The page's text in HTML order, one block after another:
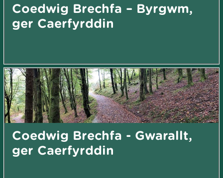
Coedwig Brechfa – Byrgwm,
ger Caerfyrddin
Coedwig Brechfa - Gwarallt,
ger Caerfyrddin